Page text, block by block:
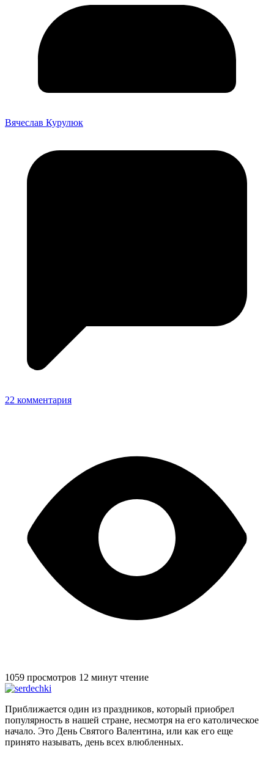
Вячеслав Курулюк
22 комментария
1059 просмотров 12 минут чтение
Приближается один из праздников, который приобрел
популярность в нашей стране, несмотря на его католическое
начало. Это День Святого Валентина, или как его еще
принято называть, день всех влюбленных.